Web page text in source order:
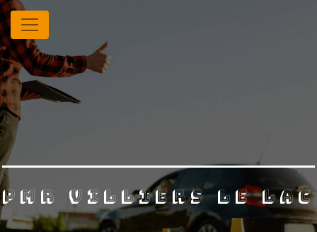
Panneau de gestion des cookies
PMR villiers le lac